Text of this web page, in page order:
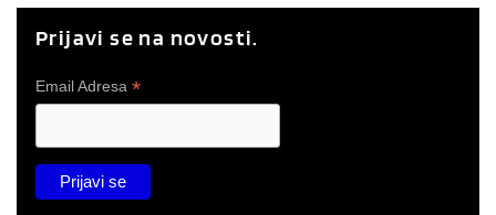
Prijavi se na novosti.
Email Adresa *